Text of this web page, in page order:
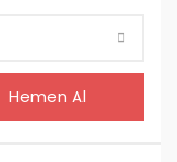
Hemen Al